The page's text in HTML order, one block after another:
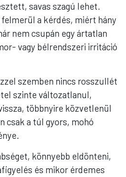
savas szagú lehet.
a kérdés, miért hány
nem csupán egy ártatlan
vagy bélrendszeri irritáció
szemben nincs rosszullét
szinte változatlanul,
többnyire közvetlenül
csak a túl gyors, mohó
könnyebb eldönteni,
és mikor érdemes